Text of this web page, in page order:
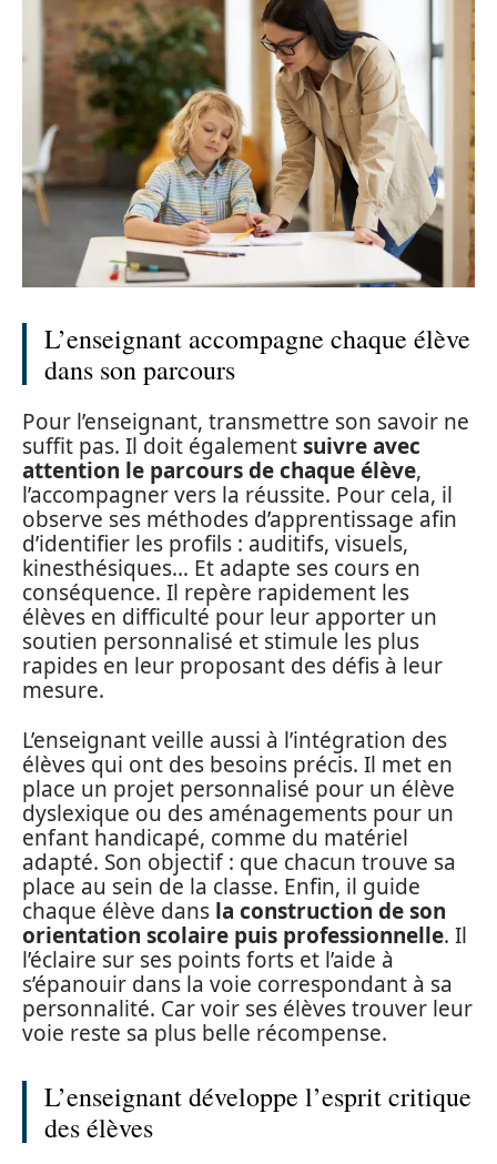
L’enseignant accompagne chaque élève
dans son parcours
Pour l’enseignant, transmettre son savoir ne
suffit pas. Il doit égalementsuivre avec
attention le parcours de chaque élève,
l’accompagner vers la réussite. Pour cela, il
observe ses méthodes d’apprentissage afin
d’identifier les profils : auditifs, visuels,
kinesthésiques… Et adapte ses cours en
conséquence. Il repère rapidement les
élèves en difficulté pour leur apporter un
soutien personnalisé et stimule les plus
rapides en leur proposant des défis à leur
mesure.
L’enseignant veille aussi à l’intégration des
élèves qui ont des besoins précis. Il met en
place un projet personnalisé pour un élève
dyslexique ou des aménagements pour un
enfant handicapé, comme du matériel
adapté. Son objectif : que chacun trouve sa
place au sein de la classe. Enfin, il guide
chaque élève dans la construction de son
orientation scolaire puis professionnelle. Il
l’éclaire sur ses points forts et l’aide à
s’épanouir dans la voie correspondant à sa
personnalité. Car voir ses élèves trouver leur
voie reste sa plus belle récompense.
L’enseignant développe l’esprit critique
des élèves